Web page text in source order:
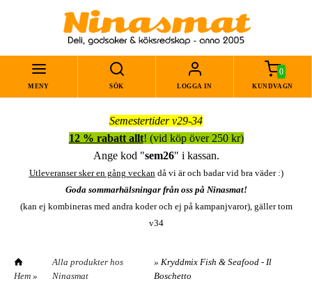
MENY SÖK LOGGA IN
0
KUNDVAGN
Semestertider v29-34
12 % rabatt allt! (vid köp över 250 kr)
Ange kod "sem26" i kassan.
Utleveranser sker en gång veckandå vi är och badar vid bra väder :)
Goda sommarhälsningar från oss på Ninasmat!
(kan ej kombineras med andra koder och ej på kampanjvaror), gäller tom
v34
Hem »
Alla produkter hos
Ninasmat
» Kryddmix Fish & Seafood - Il
Boschetto